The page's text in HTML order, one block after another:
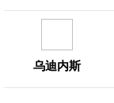
乌迪内斯